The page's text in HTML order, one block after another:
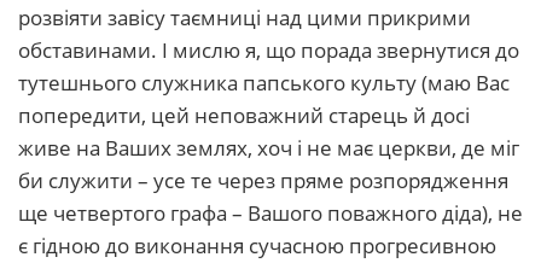
розвіяти завісу таємниці над цими прикрими
обставинами. І мислю я, що порада звернутися до
тутешнього служника папського культу (маю Вас
попередити, цей неповажний старець й досі
живе на Ваших землях, хоч і не має церкви, де міг
би служити – усе те через пряме розпорядження
ще четвертого графа – Вашого поважного діда), не
є гідною до виконання сучасною прогресивною